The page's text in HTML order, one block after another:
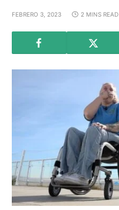
FEBRERO 3, 2023 2 MINS READ